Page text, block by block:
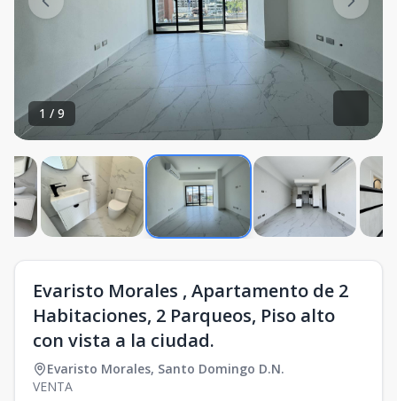
1 / 9
Evaristo Morales , Apartamento de 2
Habitaciones, 2 Parqueos, Piso alto
con vista a la ciudad.
Evaristo Morales, Santo Domingo D.N.
VENTA